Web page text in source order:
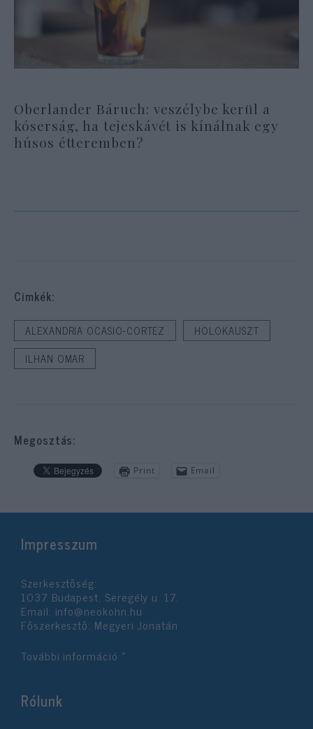
Oberlander Báruch: veszélybe kerül a
kóserság, ha tejeskávét is kínálnak egy
húsos étteremben?
Cimkék:
ALEXANDRIA OCASIO-CORTEZ
HOLOKAUSZT
ILHAN OMAR
Megosztás:
Print Email
Impresszum
Szerkesztőség:
1037 Budapest, Seregély u. 17.
Email: info@neokohn.hu
Főszerkesztő: Megyeri Jonatán
További információ »
Rólunk